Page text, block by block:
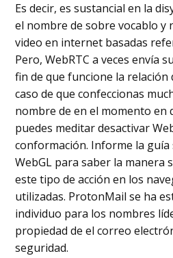
Es decir, es sustancial en la
el nombre de sobre vocablo y
video en internet basadas
Pero, WebRTC a veces envía
fin de que funcione la relación
caso de que confeccionas
nombre de en el momento en
puedes meditar desactivar
conformación. Informe la guía
WebGL para saber la manera
este tipo de acción en los
utilizadas. ProtonMail se ha
individuo para los nombres
propiedad de el correo
seguridad.